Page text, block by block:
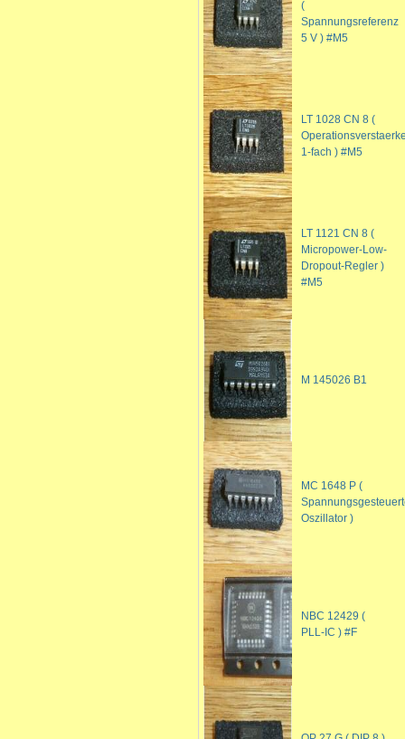
(
Spannungsreferenz
5 V ) #M5
LT 1028 CN 8 (
1-fach ) #M5
LT 1121 CN 8 (
Micropower-Low-
Dropout-Regler )
#M5
M 145026 B1
MC 1648 P (
Oszillator )
NBC 12429 (
PLL-IC ) #F